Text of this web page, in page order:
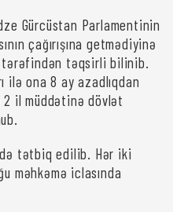
Gürcüstan Parlamentinin
çağırışına getmədiyinə
tərəfindən təqsirli bilinib.
ilə ona 8 ay azadlıqdan
2 il müddətinə dövlət
tətbiq edilib. Hər iki
məhkəmə iclasında